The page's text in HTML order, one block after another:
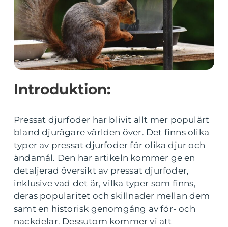
Introduktion:
Pressat djurfoder har blivit allt mer populärt
bland djurägare världen över. Det finns olika
typer av pressat djurfoder för olika djur och
ändamål. Den här artikeln kommer ge en
detaljerad översikt av pressat djurfoder,
inklusive vad det är, vilka typer som finns,
deras popularitet och skillnader mellan dem
samt en historisk genomgång av för- och
nackdelar. Dessutom kommer vi att